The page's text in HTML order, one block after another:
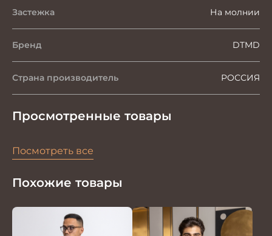
Застежка На молнии
Бренд DTMD
Страна производитель РОССИЯ
Просмотренные товары
Посмотреть все
Похожие товары